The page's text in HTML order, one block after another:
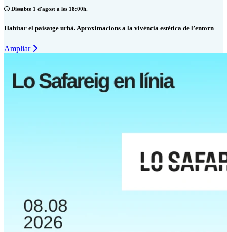
Dissabte 1 d'agost a les 18:00h.
Habitar el paisatge urbà. Aproximacions a la vivència estètica de l’entorn
Ampliar